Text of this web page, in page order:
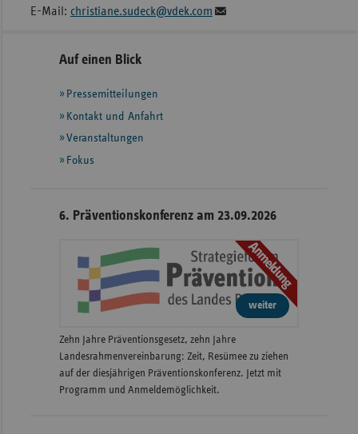
E-Mail: christiane.sudeck@vdek.com
Seitennavigation
Seitenleiste
weiteren
Informationen
Auf einen Blick
Pressemitteilungen
Kontakt und Anfahrt
Veranstaltungen
Fokus
6. Präventionskonferenz am 23.09.2026
Anmeldung
weiter
Zehn Jahre Präventionsgesetz, zehn Jahre
Landesrahmenvereinbarung: Zeit, Resümee zu ziehen
auf der diesjährigen Präventionskonferenz. Jetzt mit
Programm und Anmeldemöglichkeit.